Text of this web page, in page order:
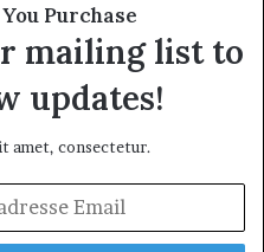
Purchase
mailing list to
updates!
amet, consectetur.